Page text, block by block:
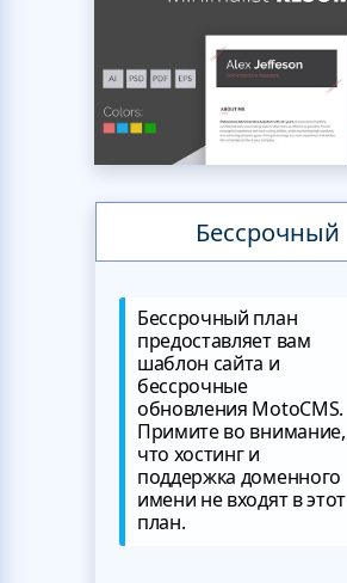
Бессрочный
Бессрочный план
предоставляет вам
шаблон сайта и
бессрочные
обновления MotoCMS.
Примите во внимание,
что хостинг и
поддержка доменного
имени не входят в этот
план.